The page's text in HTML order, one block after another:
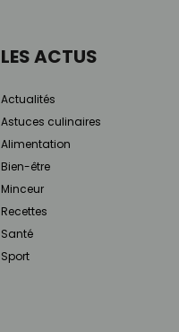
LES ACTUS
Actualités
Astuces culinaires
Alimentation
Bien-être
Minceur
Recettes
Santé
Sport